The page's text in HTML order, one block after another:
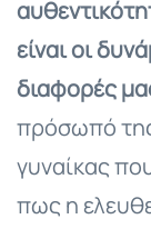
είναι οι
διαφορές
πρόσωπό
γυναίκας
πως η